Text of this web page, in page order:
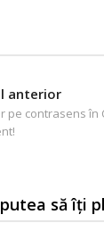
anterior
pe contrasens
să îți